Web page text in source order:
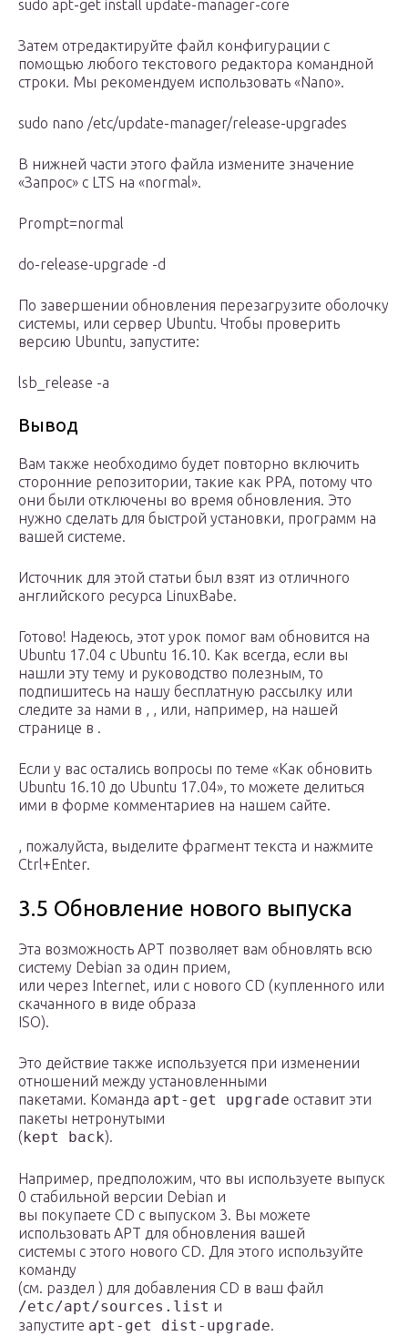
sudo apt-get install update-manager-core
Затем отредактируйте файл конфигурации с
помощью любого текстового редактора командной
строки. Мы рекомендуем использовать «Nano».
sudo nano /etc/update-manager/release-upgrades
В нижней части этого файла измените значение
«Запрос» с LTS на «normal».
Prompt=normal
do-release-upgrade -d
По завершении обновления перезагрузите оболочку
системы, или сервер Ubuntu. Чтобы проверить
версию Ubuntu, запустите:
lsb_release -a
Вывод
Вам также необходимо будет повторно включить
сторонние репозитории, такие как PPA, потому что
они были отключены во время обновления. Это
нужно сделать для быстрой установки, программ на
вашей системе.
Источник для этой статьи был взят из отличного
английского ресурса LinuxBabe.
Готово! Надеюсь, этот урок помог вам обновится на
Ubuntu 17.04 с Ubuntu 16.10. Как всегда, если вы
нашли эту тему и руководство полезным, то
подпишитесь на нашу бесплатную рассылку или
следите за нами в , , или, например, на нашей
странице в .
Если у вас остались вопросы по теме «Как обновить
Ubuntu 16.10 до Ubuntu 17.04», то можете делиться
ими в форме комментариев на нашем сайте.
, пожалуйста, выделите фрагмент текста и нажмите
Ctrl+Enter.
3.5 Обновление нового выпуска
Эта возможность APT позволяет вам обновлять всю
систему Debian за один прием,
или через Internet, или с нового CD (купленного или
скачанного в виде образа
ISO).
Это действие также используется при изменении
отношений между установленными
пакетами. Команда apt-get upgrade оставит эти
пакеты нетронутыми
(kept back).
Например, предположим, что вы используете выпуск
0 стабильной версии Debian и
вы покупаете CD с выпуском 3. Вы можете
использовать APT для обновления вашей
системы с этого нового CD. Для этого используйте
команду
(см. раздел ) для добавления CD в ваш файл
/etc/apt/sources.list и
запустите apt-get dist-upgrade.